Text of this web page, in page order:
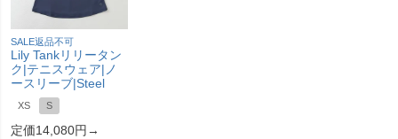
SALE返品不可
Lily Tankリリータン
ク|テニスウェア|ノ
ースリーブ|Steel
XS S
定価14,080円→